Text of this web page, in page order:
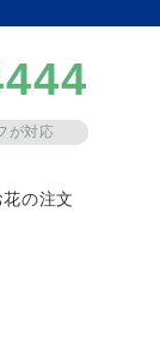
花の注文
が対応